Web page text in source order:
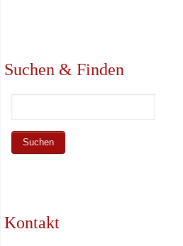
Suchen & Finden
Kontakt